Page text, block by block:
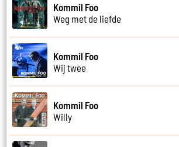
Kommil Foo
Weg met de liefde
Kommil Foo
Wij twee
Kommil Foo
Willy